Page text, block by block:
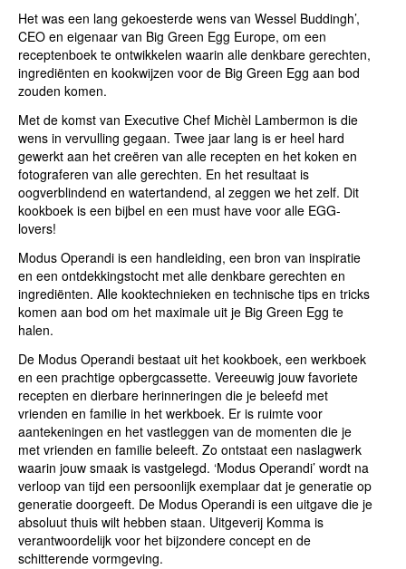
Het was een lang gekoesterde wens van Wessel Buddingh’,
CEO en eigenaar van Big Green Egg Europe, om een
receptenboek te ontwikkelen waarin alle denkbare gerechten,
ingrediënten en kookwijzen voor de Big Green Egg aan bod
zouden komen.
Met de komst van Executive Chef Michèl Lambermon is die
wens in vervulling gegaan. Twee jaar lang is er heel hard
gewerkt aan het creëren van alle recepten en het koken en
fotograferen van alle gerechten. En het resultaat is
oogverblindend en watertandend, al zeggen we het zelf. Dit
kookboek is een bijbel en een must have voor alle EGG-
lovers!
Modus Operandi is een handleiding, een bron van inspiratie
en een ontdekkingstocht met alle denkbare gerechten en
ingrediënten. Alle kooktechnieken en technische tips en tricks
komen aan bod om het maximale uit je Big Green Egg te
halen.
De Modus Operandi bestaat uit het kookboek, een werkboek
en een prachtige opbergcassette. Vereeuwig jouw favoriete
recepten en dierbare herinneringen die je beleefd met
vrienden en familie in het werkboek. Er is ruimte voor
aantekeningen en het vastleggen van de momenten die je
met vrienden en familie beleeft. Zo ontstaat een naslagwerk
waarin jouw smaak is vastgelegd. ‘Modus Operandi’ wordt na
verloop van tijd een persoonlijk exemplaar dat je generatie op
generatie doorgeeft. De Modus Operandi is een uitgave die je
absoluut thuis wilt hebben staan. Uitgeverij Komma is
verantwoordelijk voor het bijzondere concept en de
schitterende vormgeving.